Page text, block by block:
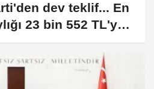
dev teklif... En
23 bin 552 TL'ye